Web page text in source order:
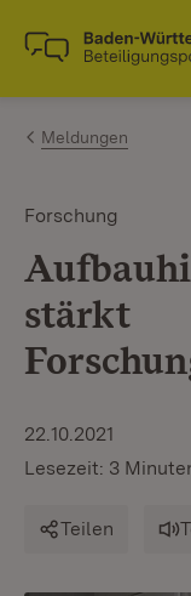
Zum Inhalt
Link zur
Meldungen
Forschung
stärkt
22.10.2021
Lesezeit: 3
Teilen